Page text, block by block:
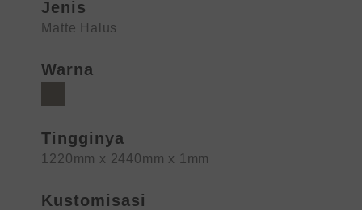
Jenis
Matte Halus
Warna
Tingginya
1220mm x 2440mm x 1mm
Kustomisasi